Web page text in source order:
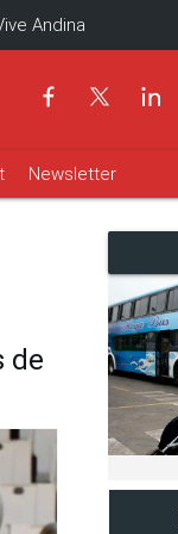
Andina
Newsletter
de